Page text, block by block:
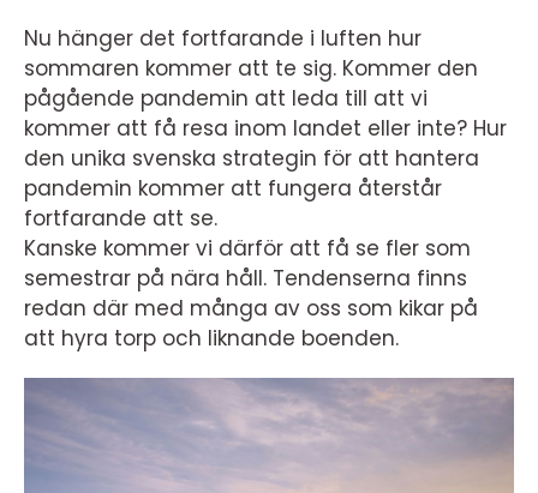
Nu hänger det fortfarande i luften hur
sommaren kommer att te sig. Kommer den
pågående pandemin att leda till att vi
kommer att få resa inom landet eller inte? Hur
den unika svenska strategin för att hantera
pandemin kommer att fungera återstår
fortfarande att se.
Kanske kommer vi därför att få se fler som
semestrar på nära håll. Tendenserna finns
redan där med många av oss som kikar på
att hyra torp och liknande boenden.